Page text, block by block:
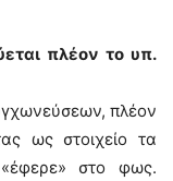
πλέον το υπ.
πλέον
ως στοιχείο τα
στο φως.